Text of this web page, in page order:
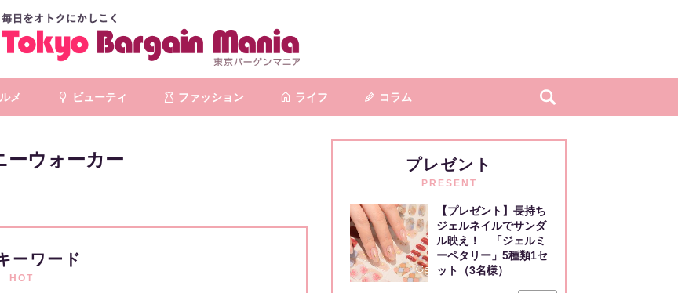
メ ビューティ ファッション ライフ コラム
ーウォーカー
ーワード
HOT
プレゼント
PRESENT
【プレゼント】長持ち
ジェルネイルでサンダ
ル映え！ 「ジェルミ
ーペタリー」5種類1セ
ット（3名様）